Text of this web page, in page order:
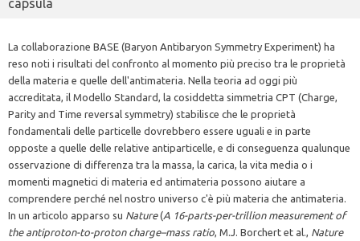
capsula
La collaborazione BASE (Baryon Antibaryon Symmetry Experiment) ha
reso noti i risultati del confronto al momento più preciso tra le proprietà
della materia e quelle dell'antimateria. Nella teoria ad oggi più
accreditata, il Modello Standard, la cosiddetta simmetria CPT (Charge,
Parity and Time reversal symmetry) stabilisce che le proprietà
fondamentali delle particelle dovrebbero essere uguali e in parte
opposte a quelle delle relative antiparticelle, e di conseguenza qualunque
osservazione di differenza tra la massa, la carica, la vita media o i
momenti magnetici di materia ed antimateria possono aiutare a
comprendere perché nel nostro universo c'è più materia che antimateria.
In un articolo apparso su Nature(A 16-parts-per-trillion measurement of
the antiproton-to-proton charge–mass ratio, M.J. Borchert et al., Nature